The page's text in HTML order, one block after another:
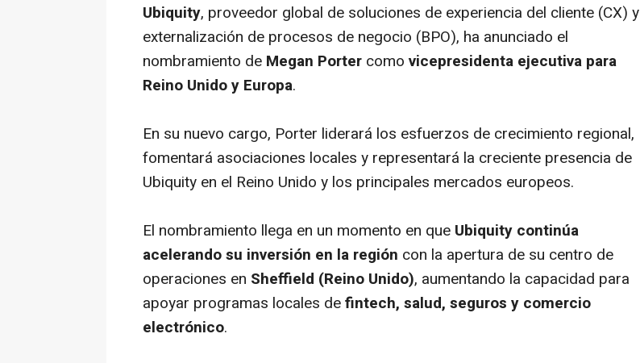
Ubiquity, proveedor global de soluciones de experiencia del cliente (CX) y
externalización de procesos de negocio (BPO), ha anunciado el
nombramiento de Megan Porter como vicepresidenta ejecutiva para
Reino Unido y Europa.
En su nuevo cargo, Porter liderará los esfuerzos de crecimiento regional,
fomentará asociaciones locales y representará la creciente presencia de
Ubiquity en el Reino Unido y los principales mercados europeos.
El nombramiento llega en un momento en que Ubiquity continúa
acelerando su inversión en la región con la apertura de su centro de
operaciones en Sheffield (Reino Unido), aumentando la capacidad para
apoyar programas locales defintech, salud, seguros y comercio
electrónico.